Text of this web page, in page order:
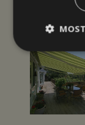
boas